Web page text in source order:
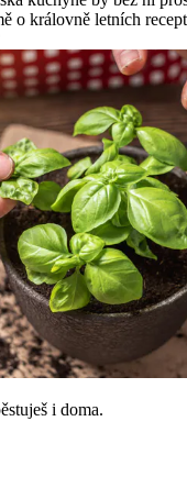
o královně letních
i doma.